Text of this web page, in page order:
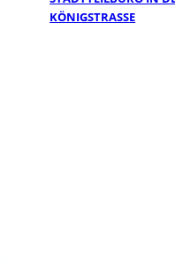
KÖNIGSTRASSE